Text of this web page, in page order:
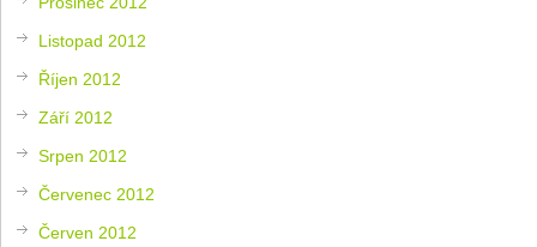
Listopad 2012
Říjen 2012
Září 2012
Srpen 2012
Červenec 2012
Červen 2012